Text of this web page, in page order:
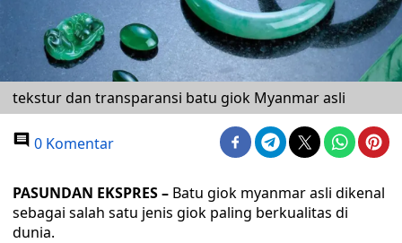
tekstur dan transparansi batu giok Myanmar asli
0 Komentar
PASUNDAN EKSPRES – Batu giok myanmar asli dikenal
sebagai salah satu jenis giok paling berkualitas di
dunia.